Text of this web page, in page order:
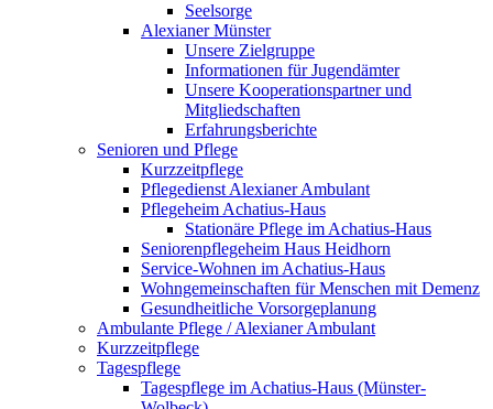
Seelsorge
Alexianer Münster
Unsere Zielgruppe
Informationen für Jugendämter
Unsere Kooperationspartner und
Mitgliedschaften
Erfahrungsberichte
Senioren und Pflege
Kurzzeitpflege
Pflegedienst Alexianer Ambulant
Pflegeheim Achatius-Haus
Stationäre Pflege im Achatius-Haus
Seniorenpflegeheim Haus Heidhorn
Service-Wohnen im Achatius-Haus
Wohngemeinschaften für Menschen mit Demenz
Gesundheitliche Vorsorgeplanung
Ambulante Pflege / Alexianer Ambulant
Kurzzeitpflege
Tagespflege
Tagespflege im Achatius-Haus (Münster-